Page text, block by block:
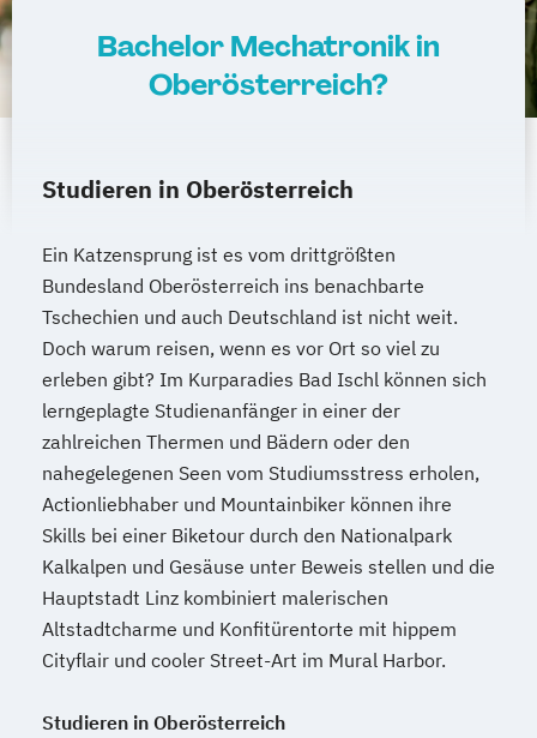
International Management (DE/EN)
Internationales Marketing
Journalismus und digitale Kommunikation
Kommunikationsdesign
Kultur- und Medienpädagogik
Logistikmanagement
Logopädie
Machine Learning (EN)
Management (DE/EN) Marketing
Marketing und digitale Medien
Marketingmanagement Maschinenbau
Master of Business Administration (DE/EN)
Mechatronik
Mediation und Konfliktmanagement
Mediendesign Medieninformatik
Medienmanagement
Medizinische Informatik
Medizintechnik
Bachelor Mechatronik in
Oberösterreich?
Studieren in Oberösterreich
Ein Katzensprung ist es vom drittgrößten
Bundesland Oberösterreich ins benachbarte
Tschechien und auch Deutschland ist nicht weit.
Doch warum reisen, wenn es vor Ort so viel zu
erleben gibt? Im Kurparadies Bad Ischl können sich
lerngeplagte Studienanfänger in einer der
zahlreichen Thermen und Bädern oder den
nahegelegenen Seen vom Studiumsstress erholen,
Actionliebhaber und Mountainbiker können ihre
Skills bei einer Biketour durch den Nationalpark
Kalkalpen und Gesäuse unter Beweis stellen und die
Hauptstadt Linz kombiniert malerischen
Altstadtcharme und Konfitürentorte mit hippem
Cityflair und cooler Street-Art im Mural Harbor.
Studieren in Oberösterreich